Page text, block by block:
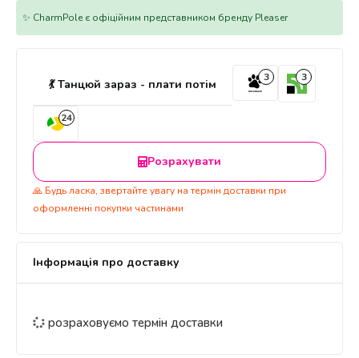
✨ CharmPole є офіційним представником бренду Pleaser
💃 Танцюй зараз - плати потім 3 3
24
Розрахувати
🙏 Будь ласка, звертайте увагу на термін доставки при
оформленні покупки частинами
Інформація про доставку
розраховуємо термін доставки